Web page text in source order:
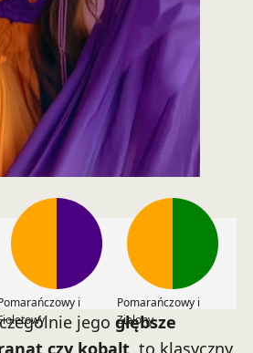
i
Pomarańczowy i
Zielony
jego głębsze
czy kobalt, to klasyczny